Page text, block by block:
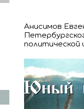
Анисимов
политической